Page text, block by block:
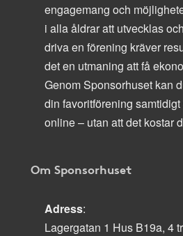
engagemang och
i alla åldrar att utvecklas
driva en förening kräver
det en utmaning att få
Genom Sponsorhuset kan
din favoritförening
online – utan att det kostar
Om Sponsorhuset
Adress:
Lagergatan 1 Hus B19a, 4 tr